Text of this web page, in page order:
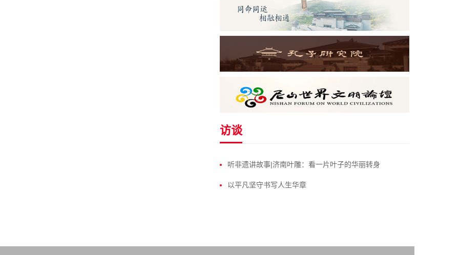
访谈
听非遗讲故事|济南叶雕：看一片叶子的华丽转身
以平凡坚守书写人生华章